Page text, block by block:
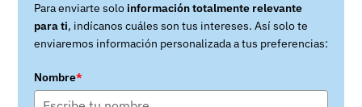
Para enviarte solo información totalmente relevante
para ti, indícanos cuáles son tus intereses. Así solo te
enviaremos información personalizada a tus preferencias:
Nombre*